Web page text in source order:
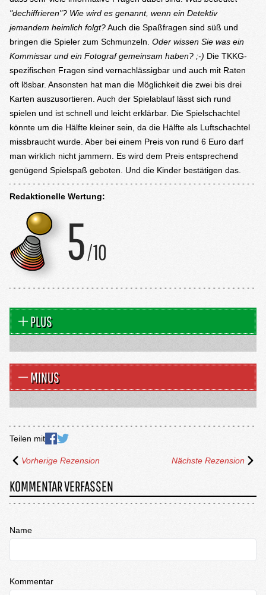
"dechiffrieren"? Wie wird es genannt, wenn ein Detektiv
jemandem heimlich folgt?Auch die Spaßfragen sind süß und
bringen die Spieler zum Schmunzeln. Oder wissen Sie was ein
Kommissar und ein Fotograf gemeinsam haben? ;-) Die TKKG-
spezifischen Fragen sind vernachlässigbar und auch mit Raten
oft lösbar. Ansonsten hat man die Möglichkeit die zwei bis drei
Karten auszusortieren. Auch der Spielablauf lässt sich rund
spielen und ist schnell und leicht erklärbar. Die Spielschachtel
könnte um die Hälfte kleiner sein, da die Hälfte als Luftschachtel
missbraucht wurde. Aber bei einem Preis von rund 6 Euro darf
man wirklich nicht jammern. Es wird dem Preis entsprechend
genügend Spielspaß geboten. Und die Kinder bestätigen das.
Redaktionelle Wertung:
PLUS
MINUS
Teilen mit
Vorherige Rezension Nächste Rezension
KOMMENTAR VERFASSEN
Name
Kommentar